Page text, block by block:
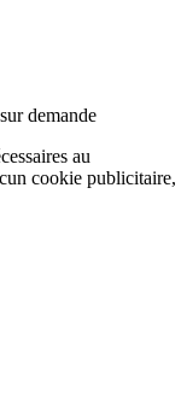
demande
au
cookie publicitaire,